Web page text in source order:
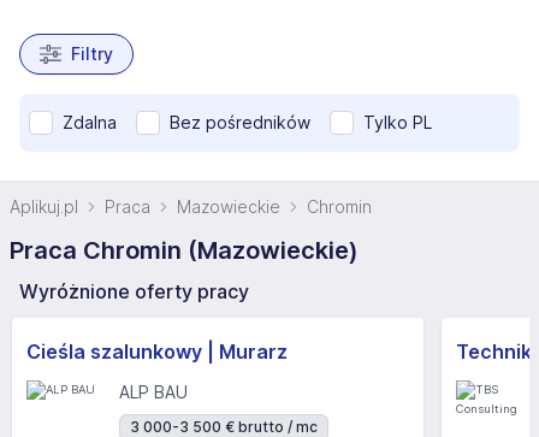
Filtry
Zdalna Bez pośredników Tylko PL
Aplikuj.pl Praca Mazowieckie Chromin
Praca Chromin (Mazowieckie)
Wyróżnione oferty pracy
Cieśla szalunkowy | Murarz
ALP BAU
3 000-3 500 € brutto / mc